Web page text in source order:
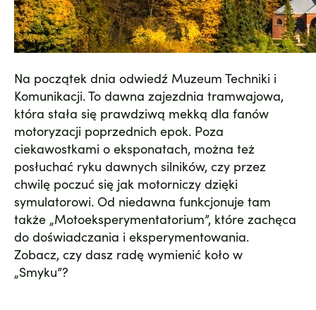
Na początek dnia odwiedź Muzeum Techniki i
Komunikacji. To dawna zajezdnia tramwajowa,
która stała się prawdziwą mekką dla fanów
motoryzacji poprzednich epok. Poza
ciekawostkami o eksponatach, można też
posłuchać ryku dawnych silników, czy przez
chwilę poczuć się jak motorniczy dzięki
symulatorowi. Od niedawna funkcjonuje tam
także „Motoeksperymentatorium”, które zachęca
do doświadczania i eksperymentowania.
Zobacz, czy dasz radę wymienić koło w
„Smyku”?